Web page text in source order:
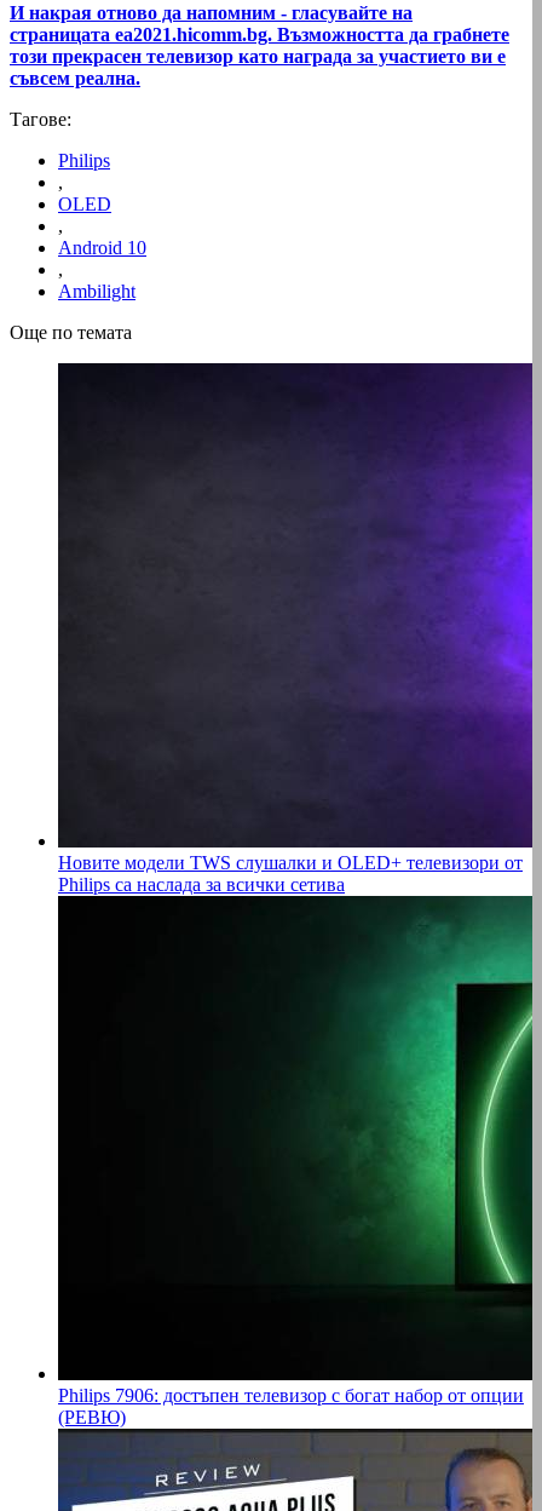
И накрая отново да напомним - гласувайте на
страницата ea2021.hicomm.bg. Възможността да грабнете
този прекрасен телевизор като награда за участието ви е
съвсем реална.
Тагове:
Philips
,
OLED
,
Android 10
,
Ambilight
Още по темата
Новите модели TWS слушалки и OLED+ телевизори от
Philips са наслада за всички сетива
Philips 7906: достъпен телевизор с богат набор от опции
(РЕВЮ)